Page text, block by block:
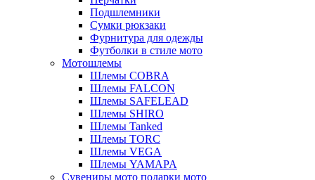
Подшлемники
Сумки рюкзаки
Фурнитура для одежды
Футболки в стиле мото
Мотошлемы
Шлемы COBRA
Шлемы FALCON
Шлемы SAFELEAD
Шлемы SHIRO
Шлемы Tanked
Шлемы TORC
Шлемы VEGA
Шлемы YAMAPA
Сувениры мото подарки мото